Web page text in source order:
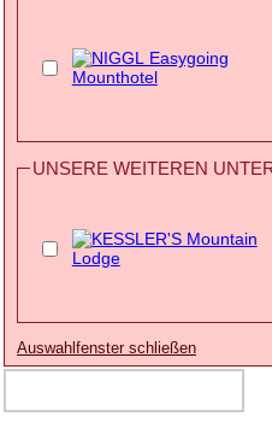
UNSERE WEITEREN
Auswahlfenster schließen